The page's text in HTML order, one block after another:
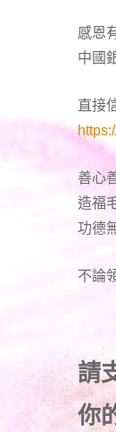
感恩
中國
直接
善心
造福
功德
不論
請
你